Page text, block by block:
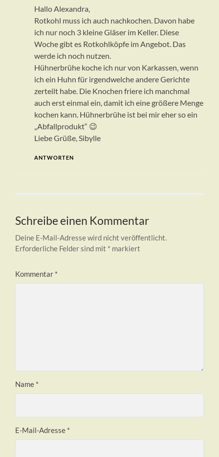
Hallo Alexandra,
Rotkohl muss ich auch nachkochen. Davon habe
ich nur noch 3 kleine Gläser im Keller. Diese
Woche gibt es Rotkohlköpfe im Angebot. Das
werde ich noch nutzen.
Hühnerbrühe koche ich nur von Karkassen, wenn
ich ein Huhn für irgendwelche andere Gerichte
zerteilt habe. Die Knochen friere ich manchmal
auch erst einmal ein, damit ich eine größere Menge
kochen kann. Hühnerbrühe ist bei mir eher so ein
„Abfallprodukt“ 😉
Liebe Grüße, Sibylle
ANTWORTEN
Schreibe einen Kommentar
Deine E-Mail-Adresse wird nicht veröffentlicht.
Erforderliche Felder sind mit * markiert
Kommentar *
Name *
E-Mail-Adresse *